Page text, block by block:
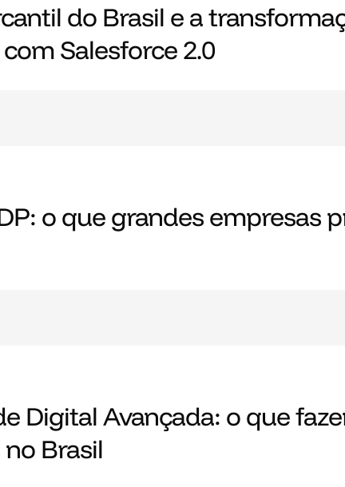
do Brasil e a
Salesforce 2.0
o que grandes empresas
Digital Avançada: o que
Brasil